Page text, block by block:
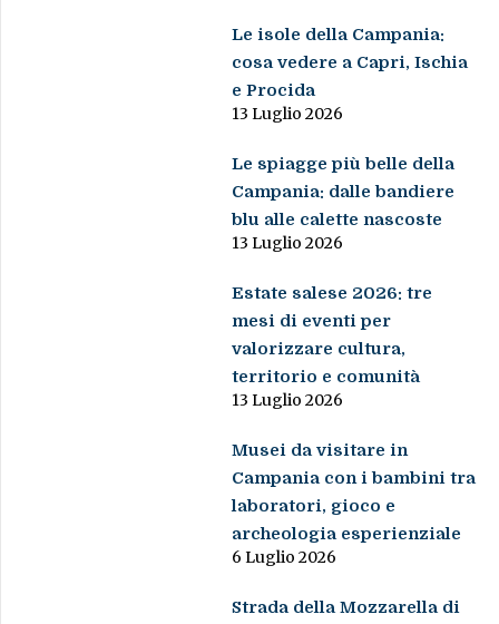
Le isole della Campania:
cosa vedere a Capri, Ischia
e Procida
13 Luglio 2026
Le spiagge più belle della
Campania: dalle bandiere
blu alle calette nascoste
13 Luglio 2026
Estate salese 2026: tre
mesi di eventi per
valorizzare cultura,
territorio e comunità
13 Luglio 2026
Musei da visitare in
Campania con i bambini tra
laboratori, gioco e
archeologia esperienziale
6 Luglio 2026
Strada della Mozzarella di